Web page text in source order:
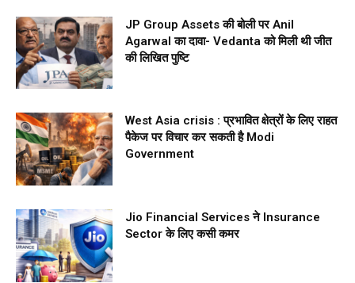
JP Group Assets की बोली पर Anil
Agarwal का दावा- Vedanta को मिली थी जीत
की लिखित पुष्टि
West Asia crisis : प्रभावित क्षेत्रों के लिए राहत
पैकेज पर विचार कर सकती है Modi
Government
Jio Financial Services ने Insurance
Sector के लिए कसी कमर